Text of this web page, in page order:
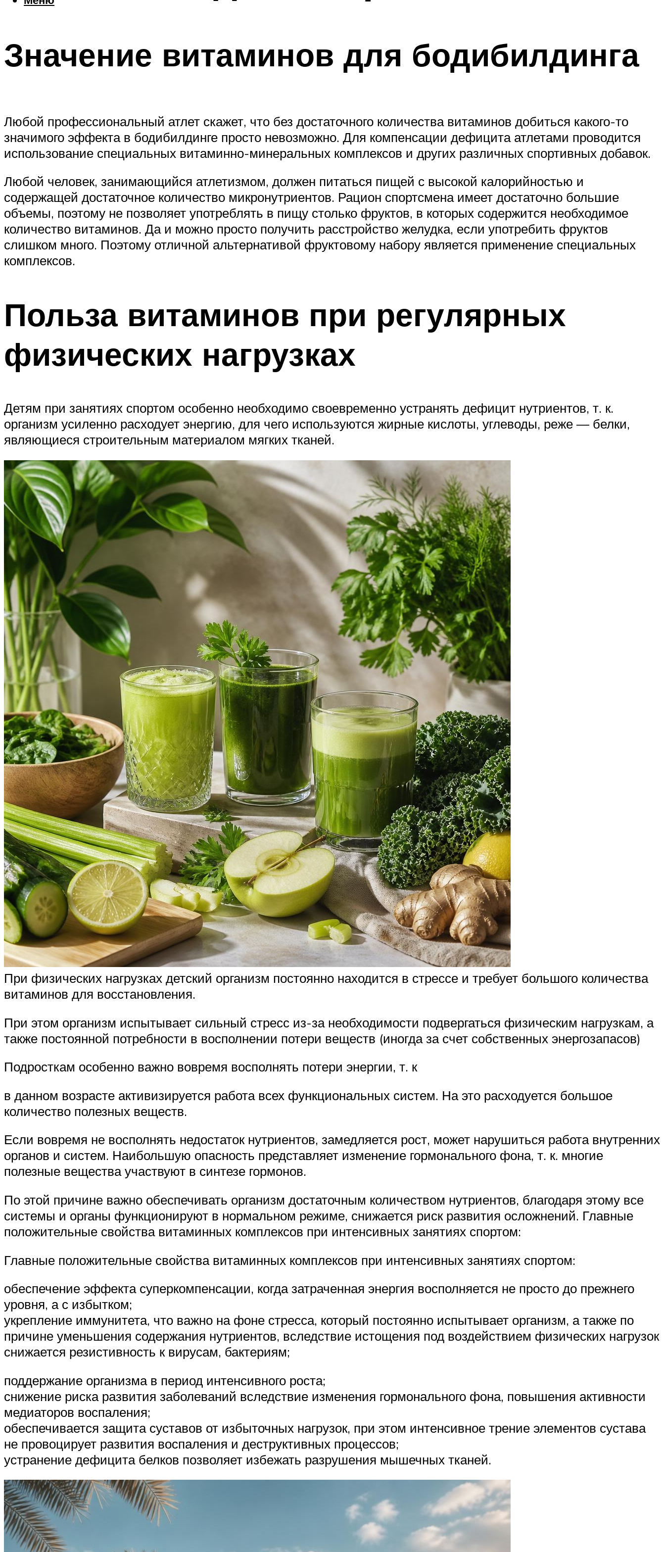
Значение витаминов для бодибилдинга
Любой профессиональный атлет скажет, что без достаточного количества витаминов добиться какого-то
значимого эффекта в бодибилдинге просто невозможно. Для компенсации дефицита атлетами проводится
использование специальных витаминно-минеральных комплексов и других различных спортивных добавок.
Любой человек, занимающийся атлетизмом, должен питаться пищей с высокой калорийностью и
содержащей достаточное количество микронутриентов. Рацион спортсмена имеет достаточно большие
объемы, поэтому не позволяет употреблять в пищу столько фруктов, в которых содержится необходимое
количество витаминов. Да и можно просто получить расстройство желудка, если употребить фруктов
слишком много. Поэтому отличной альтернативой фруктовому набору является применение специальных
комплексов.
Польза витаминов при регулярных
физических нагрузках
Детям при занятиях спортом особенно необходимо своевременно устранять дефицит нутриентов, т. к.
организм усиленно расходует энергию, для чего используются жирные кислоты, углеводы, реже — белки,
являющиеся строительным материалом мягких тканей.
При физических нагрузках детский организм постоянно находится в стрессе и требует большого количества
витаминов для восстановления.
При этом организм испытывает сильный стресс из-за необходимости подвергаться физическим нагрузкам, а
также постоянной потребности в восполнении потери веществ (иногда за счет собственных энергозапасов)
Подросткам особенно важно вовремя восполнять потери энергии, т. к
в данном возрасте активизируется работа всех функциональных систем. На это расходуется большое
количество полезных веществ.
Если вовремя не восполнять недостаток нутриентов, замедляется рост, может нарушиться работа внутренних
органов и систем. Наибольшую опасность представляет изменение гормонального фона, т. к. многие
полезные вещества участвуют в синтезе гормонов.
По этой причине важно обеспечивать организм достаточным количеством нутриентов, благодаря этому все
системы и органы функционируют в нормальном режиме, снижается риск развития осложнений. Главные
положительные свойства витаминных комплексов при интенсивных занятиях спортом:
Главные положительные свойства витаминных комплексов при интенсивных занятиях спортом:
обеспечение эффекта суперкомпенсации, когда затраченная энергия восполняется не просто до прежнего
уровня, а с избытком;
укрепление иммунитета, что важно на фоне стресса, который постоянно испытывает организм, а также по
причине уменьшения содержания нутриентов, вследствие истощения под воздействием физических нагрузок
снижается резистивность к вирусам, бактериям;
поддержание организма в период интенсивного роста;
снижение риска развития заболеваний вследствие изменения гормонального фона, повышения активности
медиаторов воспаления;
обеспечивается защита суставов от избыточных нагрузок, при этом интенсивное трение элементов сустава
не провоцирует развития воспаления и деструктивных процессов;
устранение дефицита белков позволяет избежать разрушения мышечных тканей.